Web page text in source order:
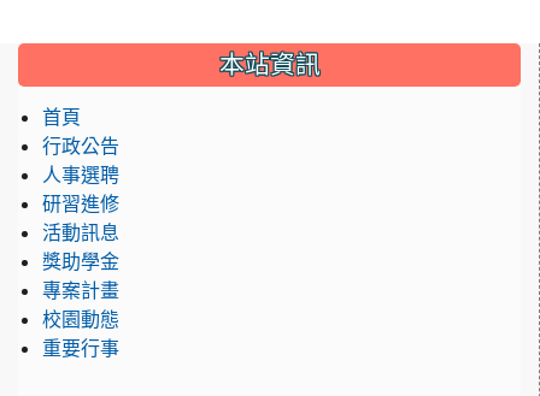
::: 本站資訊
首頁
行政公告
人事選聘
研習進修
活動訊息
獎助學金
專案計畫
校園動態
重要行事